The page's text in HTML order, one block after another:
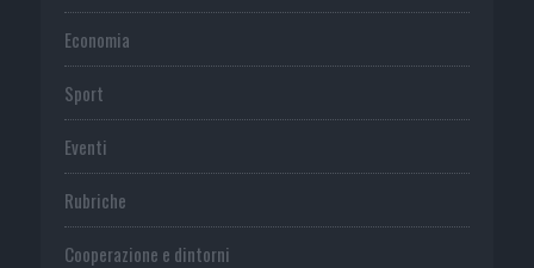
Economia
Sport
Eventi
Rubriche
Cooperazione e dintorni